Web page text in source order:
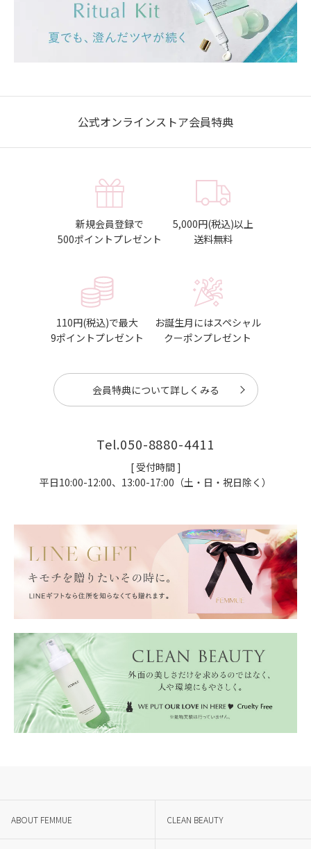
公式オンラインストア会員特典
新規会員登録で
500ポイントプレゼント
5,000円(税込)以上
送料無料
110円(税込)で最大
9ポイントプレゼント
お誕生月にはスペシャル
クーポンプレゼント
会員特典について詳しくみる
Tel.050-8880-4411
[ 受付時間 ]
平日10:00-12:00、13:00-17:00（土・日・祝日除く）
ABOUT FEMMUE CLEAN BEAUTY